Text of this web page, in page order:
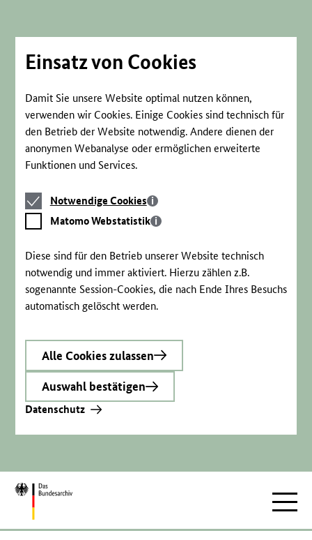
Einsatz von Cookies
Damit Sie unsere Website optimal nutzen können,
verwenden wir Cookies. Einige Cookies sind technisch für
den Betrieb der Website notwendig. Andere dienen der
anonymen Webanalyse oder ermöglichen erweiterte
Funktionen und Services.
Notwendige
Cookies
Notwendige Cookies
Matomo
Webstatistik
Matomo Webstatistik
Diese sind für den Betrieb unserer Website technisch
notwendig und immer aktiviert. Hierzu zählen z.B.
sogenannte Session-Cookies, die nach Ende Ihres Besuchs
automatisch gelöscht werden.
Alle Cookies zulassen
Auswahl bestätigen
Datenschutz
Zur